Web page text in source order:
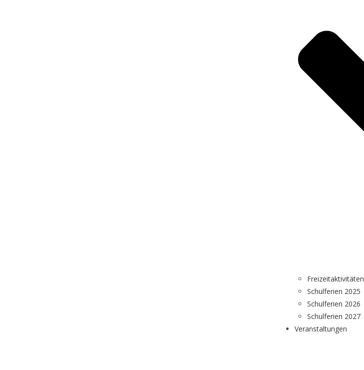
Freizeitaktivitäten
Schulferien 2025
Schulferien 2026
Schulferien 2027
Veranstaltungen